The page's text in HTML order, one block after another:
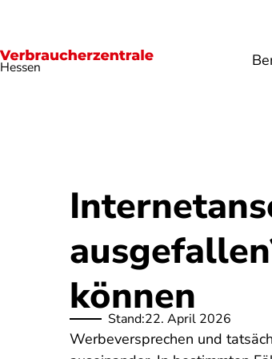
HessenEnergie Finanzen
können
Stand:22. April 2026
Werbeversprechen und